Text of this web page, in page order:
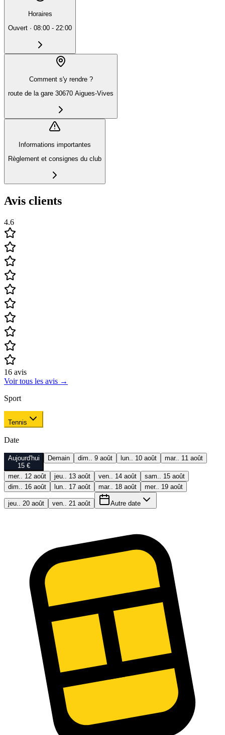
Horaires
Ouvert · 08:00 - 22:00
Comment s'y rendre ?
route de la gare 30670 Aigues-Vives
Informations importantes
Règlement et consignes du club
Avis clients
4.6
16 avis
Voir tous les avis →
Sport
Tennis
Date
Aujourd'hui
15 €
Demain dim.. 9 août lun.. 10 août mar.. 11 août
mer.. 12 août jeu.. 13 août ven.. 14 août
sam.. 15 août
dim.. 16 août
lun.. 17 août mar.. 18 août mer.. 19 août
jeu.. 20 août ven.. 21 août Autre date